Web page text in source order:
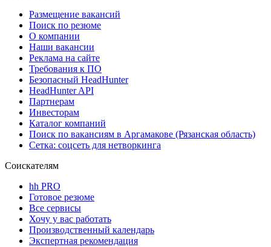
Размещение вакансий
Поиск по резюме
О компании
Наши вакансии
Реклама на сайте
Требования к ПО
Безопасный HeadHunter
HeadHunter API
Партнерам
Инвесторам
Каталог компаний
Поиск по вакансиям в Аргамакове (Рязанская область)
Сетка: соцсеть для нетворкинга
Соискателям
hh PRO
Готовое резюме
Все сервисы
Хочу у вас работать
Производственный календарь
Экспертная рекомендация